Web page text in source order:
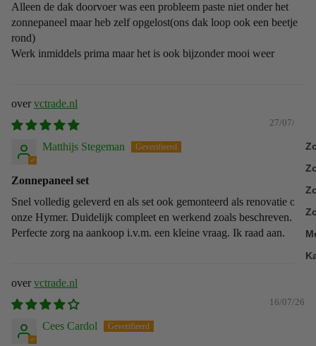
Alleen de dak doorvoer was een probleem paste niet onder het
zonnepaneel maar heb zelf opgelost(ons dak loop ook een beetje
rond)
Werk inmiddels prima maar het is ook bijzonder mooi weer
vctrade.nl
27/07/26
Matthijs Stegeman
Zonnepaneel set
Snel volledig geleverd en als set ook gemonteerd als renovatie op
onze Hymer. Duidelijk compleet en werkend zoals beschreven.
Perfecte zorg na aankoop i.v.m. een kleine vraag. Ik raad aan.
vctrade.nl
16/07/26
Cees Cardol